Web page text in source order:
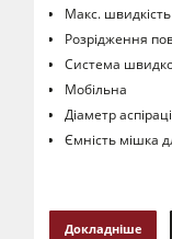
Макс. швидкість
Розрідження
Система
Мобільна
Діаметр
Ємність мішка
Докладніше